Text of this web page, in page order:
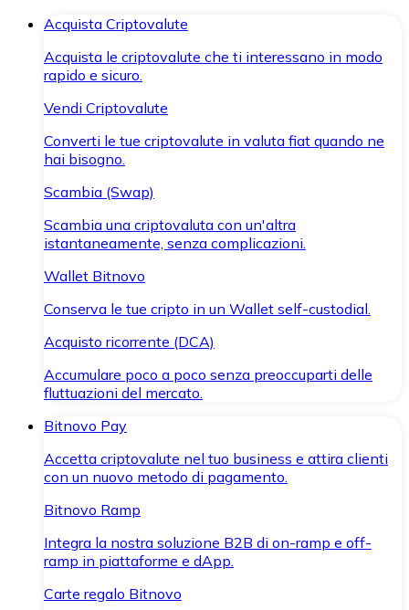
Acquista Criptovalute
Acquista le criptovalute che ti interessano in modo
rapido e sicuro.
Vendi Criptovalute
Converti le tue criptovalute in valuta fiat quando ne
hai bisogno.
Scambia (Swap)
Scambia una criptovaluta con un'altra
istantaneamente, senza complicazioni.
Wallet Bitnovo
Conserva le tue cripto in un Wallet self-custodial.
Acquisto ricorrente (DCA)
Accumulare poco a poco senza preoccuparti delle
fluttuazioni del mercato.
Bitnovo Pay
Accetta criptovalute nel tuo business e attira clienti
con un nuovo metodo di pagamento.
Bitnovo Ramp
Integra la nostra soluzione B2B di on-ramp e off-
ramp in piattaforme e dApp.
Carte regalo Bitnovo